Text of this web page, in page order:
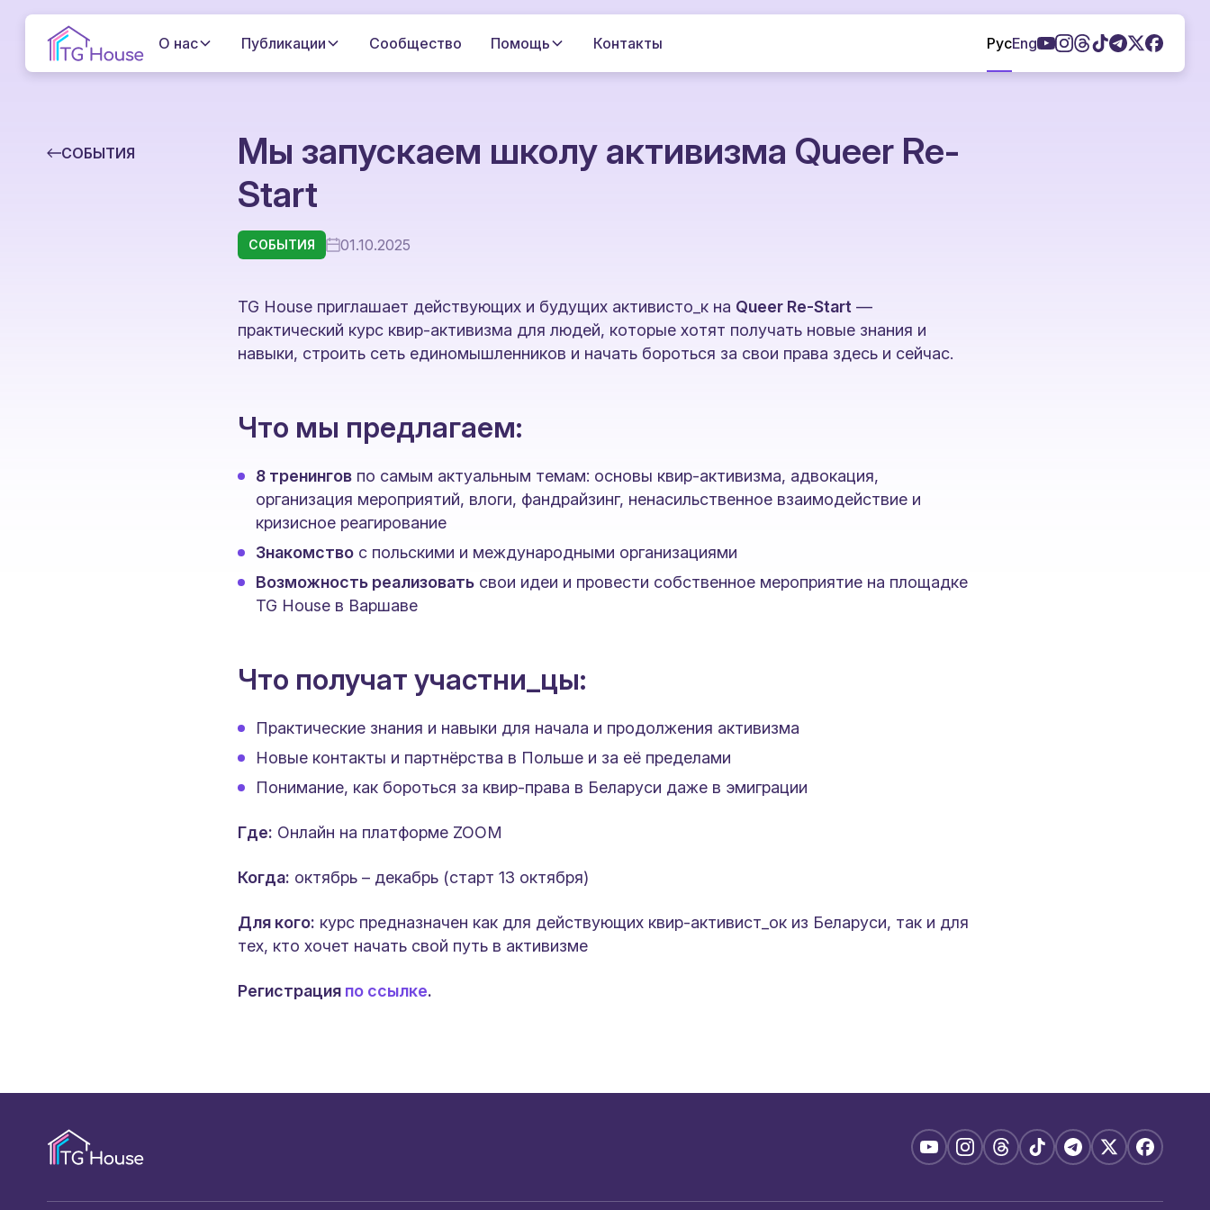
О нас Публикации Сообщество Помощь Контакты РусEng
СОБЫТИЯ
Мы запускаем школу активизма Queer Re-
Start
СОБЫТИЯ 01.10.2025
TG House приглашает действующих и будущих активисто_к на Queer Re-Start —
практический курс квир-активизма для людей, которые хотят получать новые знания и
навыки, строить сеть единомышленников и начать бороться за свои права здесь и сейчас.
Что мы предлагаем:
8 тренингов по самым актуальным темам: основы квир-активизма, адвокация,
организация мероприятий, влоги, фандрайзинг, ненасильственное взаимодействие и
кризисное реагирование
Знакомство с польскими и международными организациями
Возможность реализовать свои идеи и провести собственное мероприятие на площадке
TG House в Варшаве
Что получат участни_цы:
Практические знания и навыки для начала и продолжения активизма
Новые контакты и партнёрства в Польше и за её пределами
Понимание, как бороться за квир-права в Беларуси даже в эмиграции
Где: Онлайн на платформе ZOOM
Когда: октябрь – декабрь (старт 13 октября)
Для кого: курс предназначен как для действующих квир-активист_ок из Беларуси, так и для
тех, кто хочет начать свой путь в активизме
Регистрация по ссылке.